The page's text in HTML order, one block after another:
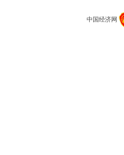
中国经济网